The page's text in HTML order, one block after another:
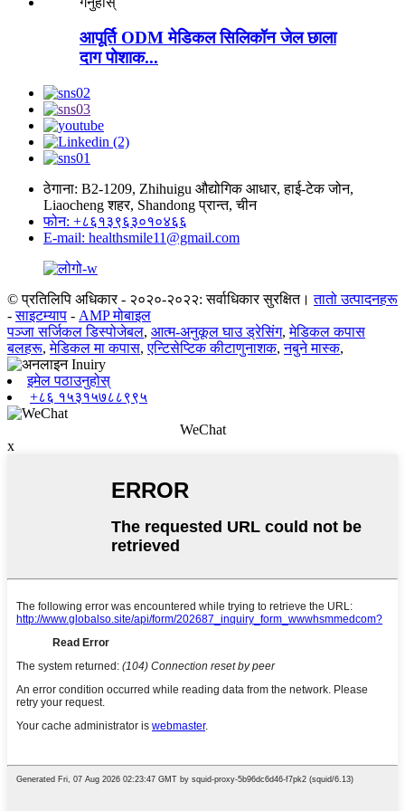
आपूर्ति ODM मेडिकल सिलिकॉन जेल छाला
दाग पोशाक...
ठेगाना: B2-1209, Zhihuigu औद्योगिक आधार, हाई-टेक जोन,
Liaocheng शहर, Shandong प्रान्त, चीन
फोन: +८६१३९६३०१०४६६
E-mail: healthsmile11@gmail.com
© प्रतिलिपि अधिकार - २०२०-२०२२: सर्वाधिकार सुरक्षित। तातो उत्पादनहरू
-साइटम्याप - AMP मोबाइल
पञ्जा सर्जिकल डिस्पोजेबल, आत्म-अनुकूल घाउ ड्रेसिंग,मेडिकल कपास
बलहरू,मेडिकल मा कपास,एन्टिसेप्टिक कीटाणुनाशक,नबुने मास्क,
इमेल पठाउनुहोस्
+८६ १५३१५७८८९९५
WeChat
x